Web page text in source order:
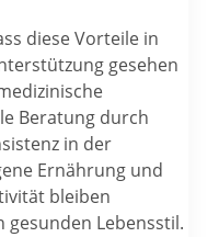
diese Vorteile in
gesehen
Beratung durch
in der
Ernährung und
bleiben
gesunden Lebensstil.